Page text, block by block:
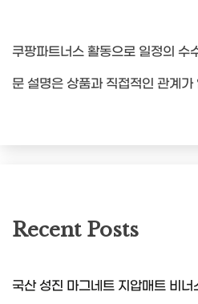
쿠팡파트너스 활동으로 일정의 수
문 설명은 상품과 직접적인 관계가
Recent Posts
국산 성진 마그네트 지압매트 비